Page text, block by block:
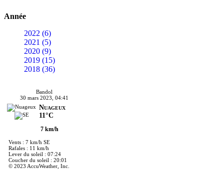
Année
2022 (6)
2021 (5)
2020 (9)
2019 (15)
2018 (36)
Bandol
30 mars 2023, 04:41
Nuageux
11°C
7 km/h
Vents : 7 km/h SE
Rafales : 11 km/h
Lever du soleil : 07:24
Coucher du soleil : 20:01
© 2023 AccuWeather, Inc.